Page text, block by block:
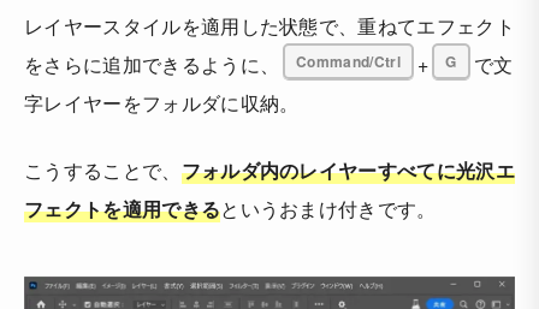
レイヤースタイルを適用した状態で、重ねてエフェクト
をさらに追加できるように、
Command/Ctrl + G
で文
字レイヤーをフォルダに収納。
こうすることで、 フォルダ内のレイヤーすべてに光沢エ
フェクトを適用できるというおまけ付きです。